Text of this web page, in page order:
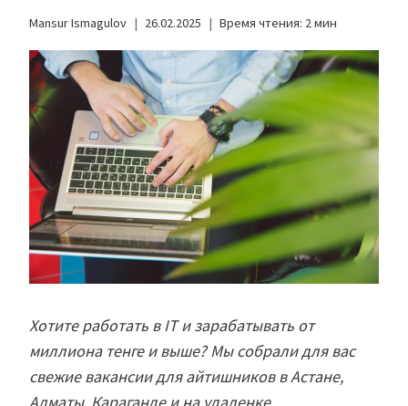
Mansur Ismagulov 26.02.2025 Время чтения: 2мин
Хотите работать в IT и зарабатывать от
миллиона тенге и выше? Мы собрали для вас
свежие вакансии для айтишников в Астане,